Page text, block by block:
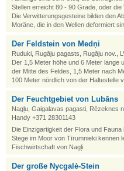
Stellen erreicht 80 - 90 Grade, oder
Die Verwitterungsgesteine bilden den
Moräne, die in den Wellen deformiert
Der Feldstein von Medņi
Ruduki, Rugāju pagasts, Rugāju nov.,
Der 1,5 Meter höhe und 6 Meter lange
der Mitte des Feldes, 1,5 Meter nach
100 Meter nördlich von der Haltestelle
Der Feuchtgebiet von Lubāns
Nagļu, Gaigalavas pagasti, Rēzeknes
Handy +371 28301143
Die Einzigartigkeit der Flora und
Stege im Moor von Tīrumnieki kennen
Fischwirtschaft von Nagļi.
Der große Nycgalė-Stein